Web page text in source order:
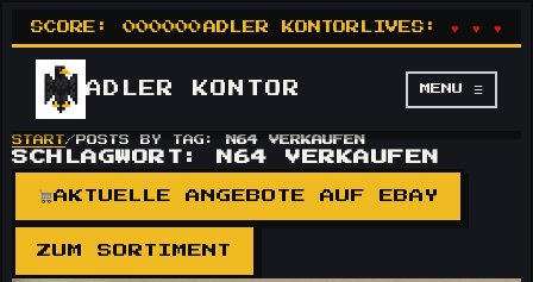
SCORE: 000000ADLER KONTOR LIVES: ♥ ♥ ♥
ADLER KONTOR MENU ☰
START/POSTS BY TAG: N64 VERKAUFEN
SCHLAGWORT: N64 VERKAUFEN
AKTUELLE ANGEBOTE AUF EBAY
ZUM SORTIMENT